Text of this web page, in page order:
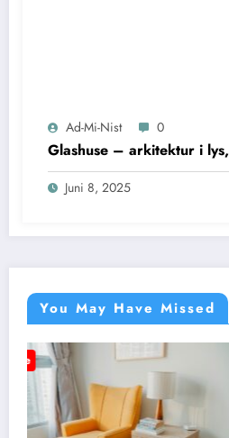
Ad-Mi-Nist 0
Glashuse – arkitektur i
Juni 8, 2025
You May Have Missed
Annonce
BLOG